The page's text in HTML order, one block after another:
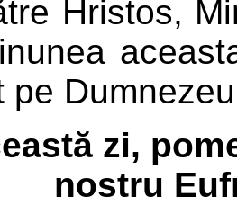
Hristos,
pe
zi,
nostru